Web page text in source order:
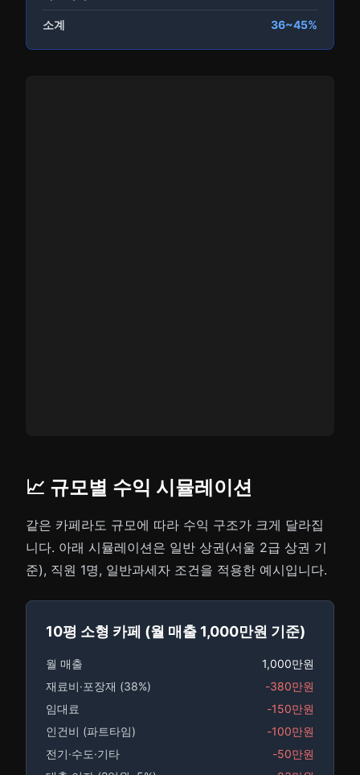
소계 36~45%
📈 규모별 수익 시뮬레이션
같은 카페라도 규모에 따라 수익 구조가 크게 달라집
니다. 아래 시뮬레이션은 일반 상권(서울 2급 상권 기
준), 직원 1명, 일반과세자 조건을 적용한 예시입니다.
10평 소형 카페 (월 매출 1,000만원 기준)
월 매출
1,000만원
재료비·포장재 (38%)
-380만원
임대료
-150만원
인건비 (파트타임)
-100만원
전기·수도·기타
-50만원